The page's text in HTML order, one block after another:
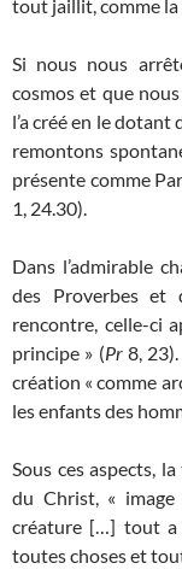
tout jaillit, comme la
Si nous nous
cosmos et que
l’a créé en le
remontons
présente comme
1, 24.30).
Dans l’admirable
des Proverbes
rencontre, celle-ci
principe » (Pr8, 23).
création « comme
les enfants des
Sous ces aspects,
du Christ, «
créature […] tout
toutes choses et